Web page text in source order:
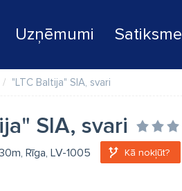
Uzņēmumi Satiksme
"LTC Baltija" SIA, svari
SIA, svari
Rīga, LV-1005 Kā nokļūt?